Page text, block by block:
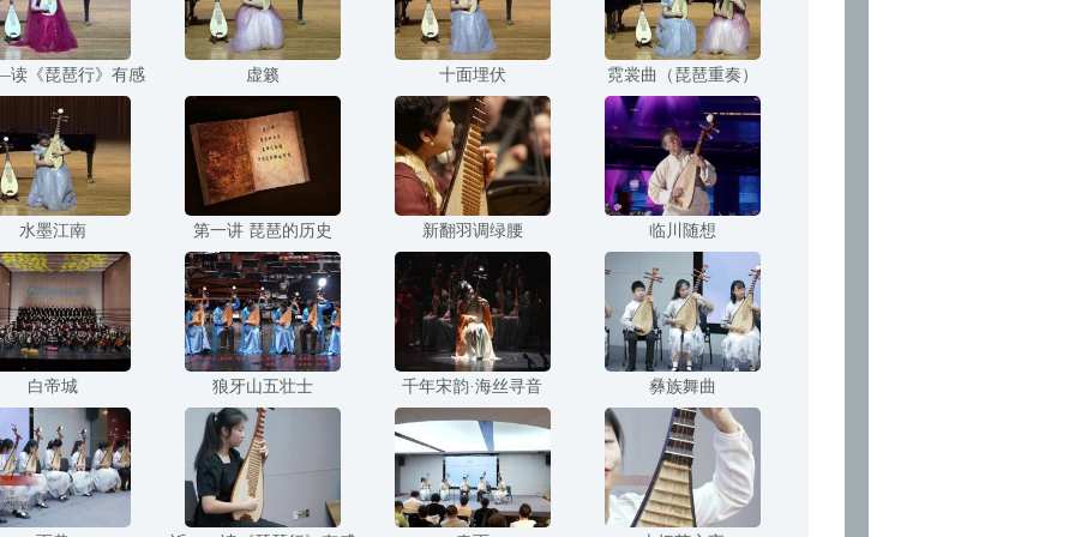
《琵琶行》有感 虚籁 十面埋伏 霓裳曲（琵琶重奏）
水墨江南 第一讲 琵琶的历史 新翻羽调绿腰 临川随想
白帝城 狼牙山五壮士 千年宋韵·海丝寻音 彝族舞曲